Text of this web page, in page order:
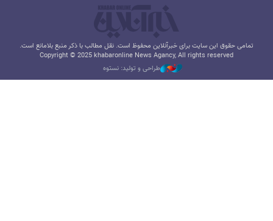
تمامی حقوق این سایت برای خبرآنلاین محفوظ است. نقل مطالب با ذکر منبع بلامانع است.
Copyright © 2025 khabaronline News Agancy, All rights reserved
طراحی و تولید: نستوه